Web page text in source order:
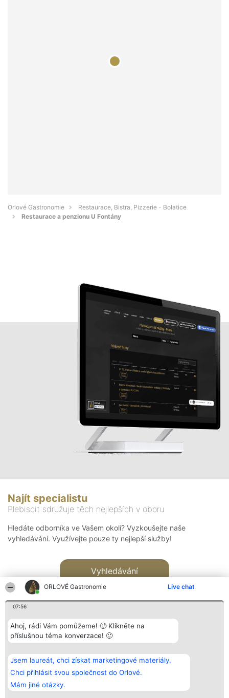
ORLOVÉ Gastronomie Live chat
07:56
Ahoj, rádi Vám pomůžeme! 🙂 Klikněte na
příslušnou téma konverzace! 🙂
Jsem laureát, chci získat marketingové materiály.
Chci přihlásit svou společnost do Orlové.
Mám jiné otázky.
Orlové Gastronomie
Restaurace, Bistra, Pizzerie - Bolatice
Restaurace a penzionu U Fontány
Najít specialistu
Plebiscit sdružuje těch nejlepších v oboru
Hledáte odborníka ve Vašem okolí? Vyzkoušejte naše
vyhledávání. Využívejte pouze ty nejlepší služby!
Vyhledávání
Bright Side Solutions sp. z o.
o. sp. k.
ul. Ruska 22
Wrocław 50-079
KRS 0000749100 | Regon
381313360 | NIP 8943132676
Vítězové
Seznam všech
laureátů
Zásady
Zásady
Kontakt